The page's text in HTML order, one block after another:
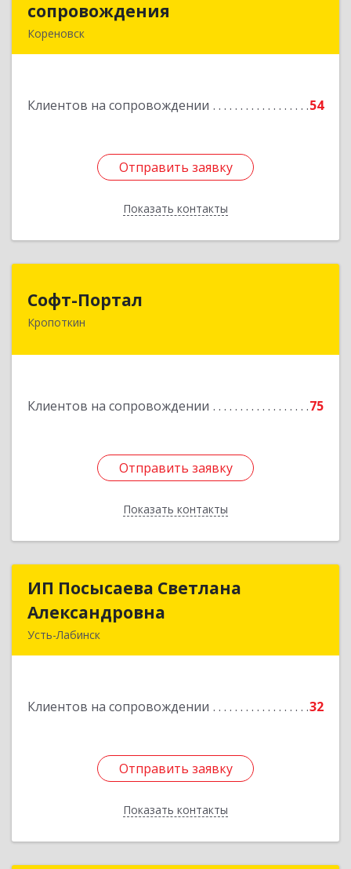
сопровождения
Кореновск
Клиентов на сопровождении 54
Отправить заявку
Показать контакты
Отправить заявку
Назад
Софт-Портал
Кропоткин
Клиентов на сопровождении 75
Отправить заявку
Показать контакты
352395, Краснодарский край, Кавказский р-н,
Отправить заявку
Назад
ИП Посысаева Светлана
Александровна
Усть-Лабинск
Клиентов на сопровождении 32
Отправить заявку
Показать контакты
ИП Посысаева Светлана
Подробнее
Отправить заявку
Назад